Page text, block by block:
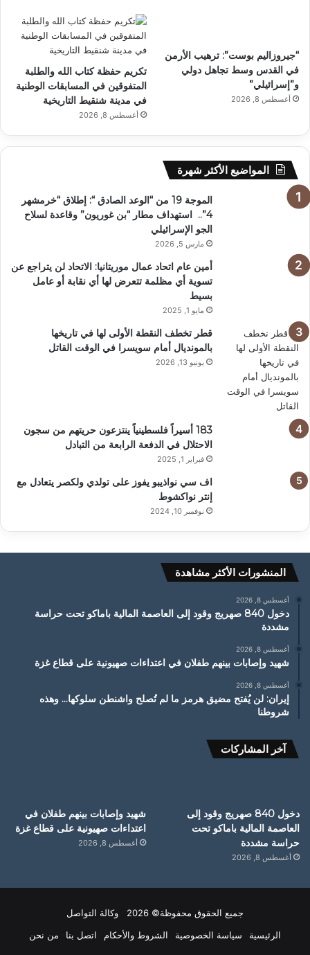
“جيروزاليم بوست”: ترهيب الأرمن
في القدس وسط تجاهل دولي
و”إسرائيلي”
أغسطس 8, 2026
تكريم حفظة كتاب الله والطلبة
المتفوقين في المسابقات الوطنية
في مدينة شنقيط التاريخية
أغسطس 8, 2026
المواضيع الأكثر شهرة
الموجة 19 من “الوعد الصادق “: إطلاق “خرمشهر
4”.. استهداف مطار “بن غوريون” وقاعدة لسلاح
الجو الإسرائيلي
مارس 5, 2026
أمين عام اتحاد عمال موريتانيا: الاتحاد لن يتراجع عن
تسوية أي مظلمة تتعرض لها أي نقابة أو عامل
بسيط
مايو 1, 2025
قطر تخطف النقطة الأولى لها في تاريخها
بالمونديال أمام سويسرا في الوقت القاتل
يونيو 13, 2026
183 أسيراً فلسطينياً ينتزعون حريتهم من سجون
الاحتلال في الدفعة الرابعة من التبادل
فبراير 1, 2025
اف سي نواذيبو يفوز على تولدي ولكصر يتعادل مع
إنتر نواكشوط
نوفمبر 10, 2024
المنشورات الأكثر مشاهدة
أغسطس 8, 2026
دخول 840 صهريج وقود إلى العاصمة المالية باماكو تحت حراسة
مشددة
أغسطس 8, 2026
شهيد وإصابات بينهم طفلان في اعتداءات صهيونية على قطاع غزة
أغسطس 8, 2026
إيران: لن يُفتح مضيق هرمز ما لم تُصلح واشنطن سلوكها… وهذه
شروطنا
آخر المشاركات
دخول 840 صهريج وقود إلى
العاصمة المالية باماكو تحت
حراسة مشددة
أغسطس 8, 2026
شهيد وإصابات بينهم طفلان في
اعتداءات صهيونية على قطاع غزة
أغسطس 8, 2026
جميع الحقوق محفوظة© 2026 وكالة التواصل
الرئيسية
سياسة الخصوصية الشروط والأحكام اتصل بنا من نحن